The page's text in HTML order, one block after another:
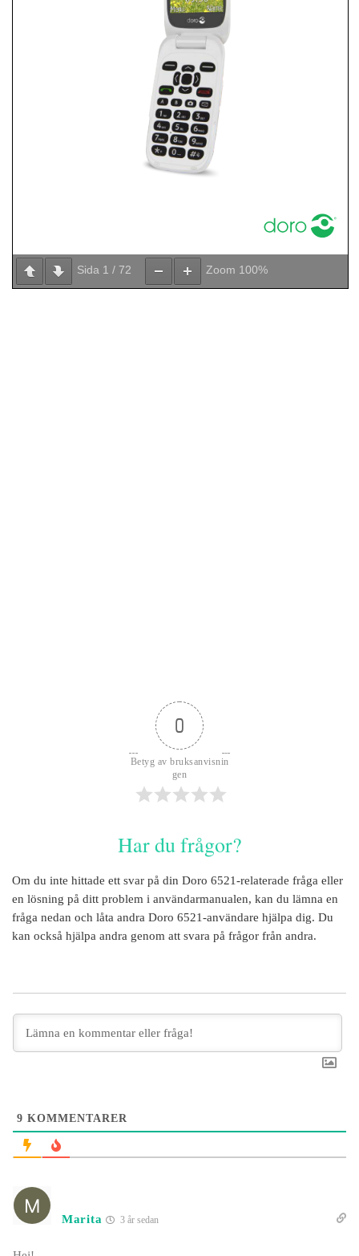
Sida 1 / 72 Zoom 100%
0
Betyg av bruksanvisnin
gen
Har du frågor?
Om du inte hittade ett svar på din Doro 6521-relaterade fråga eller
en lösning på ditt problem i användarmanualen, kan du lämna en
fråga nedan och låta andra Doro 6521-användare hjälpa dig. Du
kan också hjälpa andra genom att svara på frågor från andra.
9 KOMMENTARER
Marita 3 år sedan